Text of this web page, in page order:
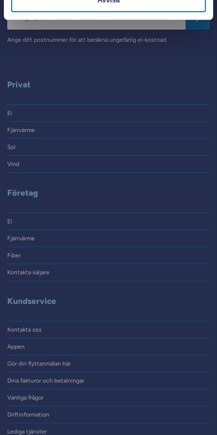
Postnummer
Ange ditt postnummer för att beräkna ungefärlig el-kostnad.
Privat
El
Fjärrvärme
Sol
Vind
Företag
El
Fjärrvärme
Fiber
Kontakta säljare
Kundservice
Kontakta oss
Appen
Gör din flyttanmälan här
Dina fakturor och betalningar
Vanliga frågor
Driftinformation
Lediga tjänster